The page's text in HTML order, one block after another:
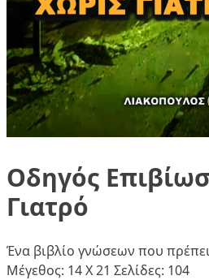
Οδηγός
Γιατρό
Ένα βιβλίο γνώσεων που
Μέγεθος: 14 Χ 21 Σελίδες: 104